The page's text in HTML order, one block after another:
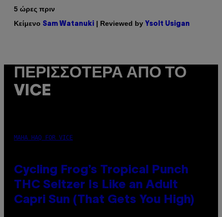
5 ώρες πριν
Κείμενο Sam Watanuki | Reviewed by Ysolt Usigan
ΠΕΡΙΣΣΌΤΕΡΑ ΑΠΌ ΤΟ
VICE
MAHA HAQ FOR VICE
Cycling Frog’s Tropical Punch
THC Seltzer Is Like an Adult
Capri Sun (That Gets You High)